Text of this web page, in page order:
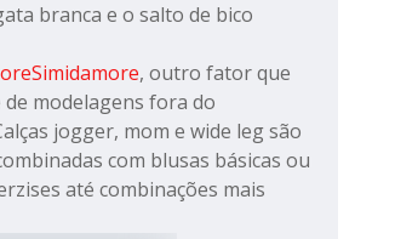
branca e o salto de bico
, outro fator que
modelagens fora do
jogger, mom e wide leg são
com blusas básicas ou
até combinações mais